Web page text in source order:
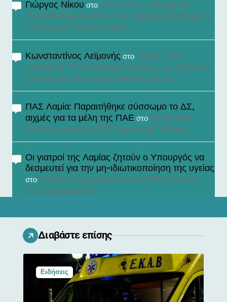
Γιώργος Νίκου στο «Εκτός Ύλης reloaded»:
Πολιτική εξομολόγηση με τον Γεράσιμο Σκιαδαρέση
στο Δημοτικό Θέατρο Λαμίας
Κωνσταντίνος Λεϊμονής στο «Εκτός Ύλης
reloaded»: Πολιτική εξομολόγηση με τον Γεράσιμο
Σκιαδαρέση στο Δημοτικό Θέατρο Λαμίας
ΠΑΣ Λαμία: Παραιτήθηκε σύσσωμο το ΔΣ,
αιχμές για τα μέλη της ΠΑΕ στο Με τον Νίκο
Τσιλαλή συνεχίζει ο ΠΑΣ Λαμία στη Γ’ Εθνική
Οι γιατροί της Λαμίας ζητούν ο Υπουργός να
δεσμευτεί για την μη-ιδιωτικοποίηση της υγείας
στο Ένταση στα εγκαίνια του νέου ΤΕΠ Λαμίας με
τους εργαζόμενους!
Διαβάστε επίσης
Ειδήσεις